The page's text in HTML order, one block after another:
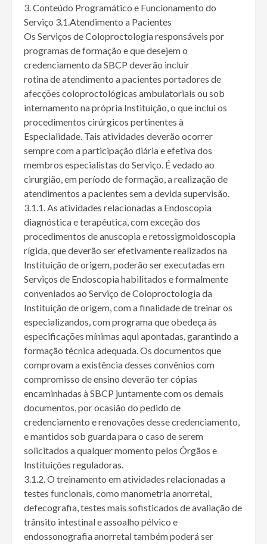
3. Conteúdo Programático e Funcionamento do
Serviço 3.1.Atendimento a Pacientes
Os Serviços de Coloproctologia responsáveis por
programas de formação e que desejem o
credenciamento da SBCP deverão incluir
rotina de atendimento a pacientes portadores de
afecções coloproctológicas ambulatoriais ou sob
internamento na própria Instituição, o que inclui os
procedimentos cirúrgicos pertinentes à
Especialidade. Tais atividades deverão ocorrer
sempre com a participação diária e efetiva dos
membros especialistas do Serviço. É vedado ao
cirurgião, em período de formação, a realização de
atendimentos a pacientes sem a devida supervisão.
3.1.1. As atividades relacionadas a Endoscopia
diagnóstica e terapêutica, com exceção dos
procedimentos de anuscopia e retossigmoidoscopia
rígida, que deverão ser efetivamente realizados na
Instituição de origem, poderão ser executadas em
Serviços de Endoscopia habilitados e formalmente
conveniados ao Serviço de Coloproctologia da
Instituição de origem, com a finalidade de treinar os
especializandos, com programa que obedeça às
especificações mínimas aqui apontadas, garantindo a
formação técnica adequada. Os documentos que
comprovam a existência desses convênios com
compromisso de ensino deverão ter cópias
encaminhadas à SBCP juntamente com os demais
documentos, por ocasião do pedido de
credenciamento e renovações desse credenciamento,
e mantidos sob guarda para o caso de serem
solicitados a qualquer momento pelos Órgãos e
Instituições reguladoras.
3.1.2. O treinamento em atividades relacionadas a
testes funcionais, como manometria anorretal,
defecografia, testes mais sofisticados de avaliação de
trânsito intestinal e assoalho pélvico e
endossonografia anorretal também poderá ser